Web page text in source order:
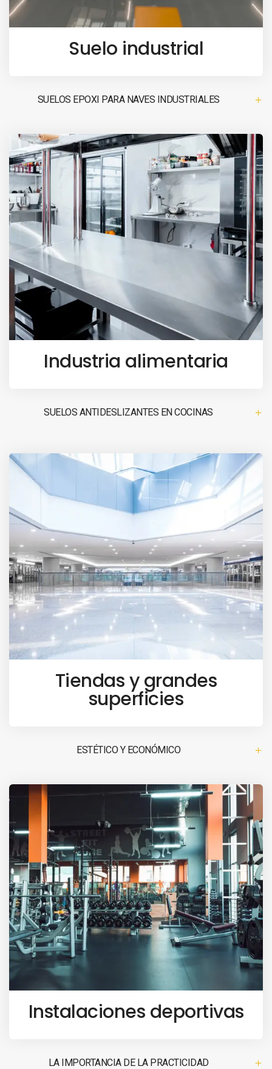
Suelo industrial
SUELOS EPOXI PARA NAVES INDUSTRIALES
Industria alimentaria
SUELOS ANTIDESLIZANTES EN COCINAS
Tiendas y grandes
superficies
ESTÉTICO Y ECONÓMICO
Instalaciones deportivas
LA IMPORTANCIA DE LA PRACTICIDAD